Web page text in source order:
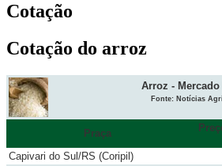
Cotação
Cotação do arroz
Arroz -
Fonte: Notícias
Praça
Capivari do Sul/RS (Coripil)